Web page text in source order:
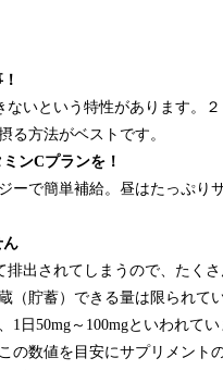
いという特性があります。
る方法がベストです。
ンCプランを！
ーで簡単補給。昼はたっぷり
ん
出されてしまうので、たく
（貯蓄）できる量は限られて
1日50mg～100mgといわれて
の数値を目安にサプリメント